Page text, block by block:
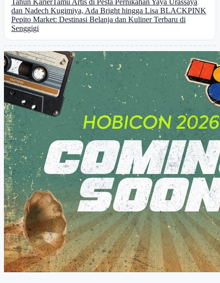
Tahun KarierTamu Artis di Pesta Pernikahan Yaya Urassaya
dan Nadech Kugimiya, Ada Bright hingga Lisa BLACKPINK
Pepito Market: Destinasi Belanja dan Kuliner Terbaru di
Senggigi